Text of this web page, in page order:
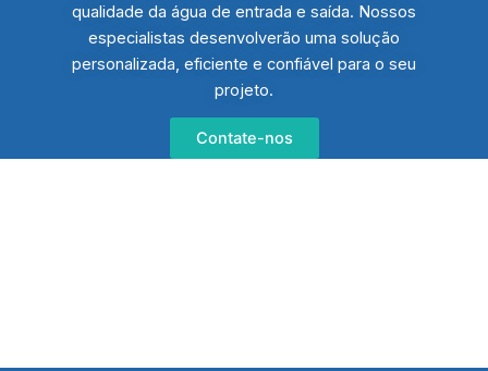
qualidade da água de entrada e saída. Nossos
especialistas desenvolverão uma solução
personalizada, eficiente e confiável para o seu
projeto.
Contate-nos